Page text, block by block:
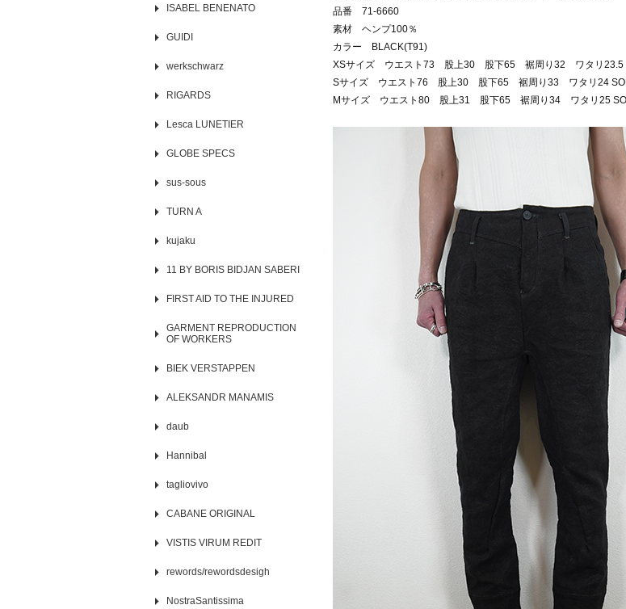
品番 71-6660
素材 ヘンプ100％
カラー BLACK(T91)
XSサイズ ウエスト73 股上30 股下65 裾周り32 ワタリ23.5
Sサイズ ウエスト76 股上30 股下65 裾周り33 ワタリ24
Mサイズ ウエスト80 股上31 股下65 裾周り34 ワタリ25
ISABEL BENENATO
GUIDI
werkschwarz
RIGARDS
Lesca LUNETIER
GLOBE SPECS
sus-sous
TURN A
kujaku
11 BY BORIS BIDJAN SABERI
FIRST AID TO THE INJURED
GARMENT REPRODUCTION
OF WORKERS
BIEK VERSTAPPEN
ALEKSANDR MANAMIS
daub
Hannibal
tagliovivo
CABANE ORIGINAL
VISTIS VIRUM REDIT
rewords/rewordsdesigh
NostraSantissima